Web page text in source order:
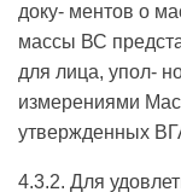
доку- ментов о
массы ВС
для лица, упол-
измерениями
утвержденных
4.3.2. Для